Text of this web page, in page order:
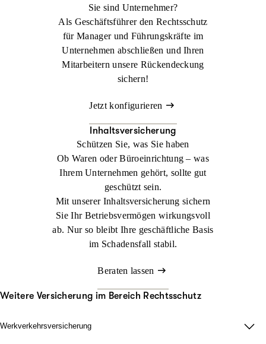
Sie sind Unternehmer?
Als Geschäftsführer den Rechtsschutz
für Manager und Führungskräfte im
Unternehmen abschließen und Ihren
Mitarbeitern unsere Rückendeckung
sichern!
Jetzt konfigurieren
Inhaltsversicherung
Schützen Sie, was Sie haben
Ob Waren oder Büroeinrichtung – was
Ihrem Unternehmen gehört, sollte gut
geschützt sein.
Mit unserer Inhaltsversicherung sichern
Sie Ihr Betriebsvermögen wirkungsvoll
ab. Nur so bleibt Ihre geschäftliche Basis
im Schadensfall stabil.
Beraten lassen
Weitere Versicherung im Bereich Rechtsschutz
Werkverkehrsversicherung